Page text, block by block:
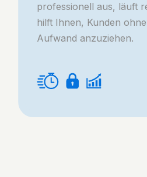
professionell aus, läuft
hilft Ihnen, Kunden
Aufwand anzuziehen.